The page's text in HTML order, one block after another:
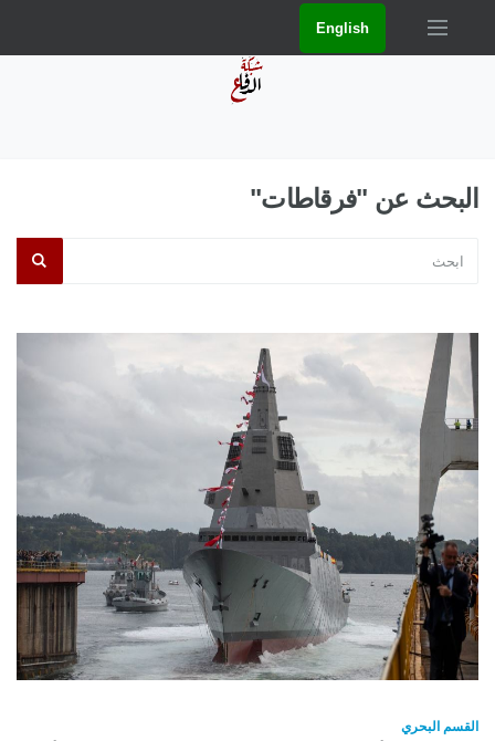
English
البحث عن "فرقاطات"
القسم البحري